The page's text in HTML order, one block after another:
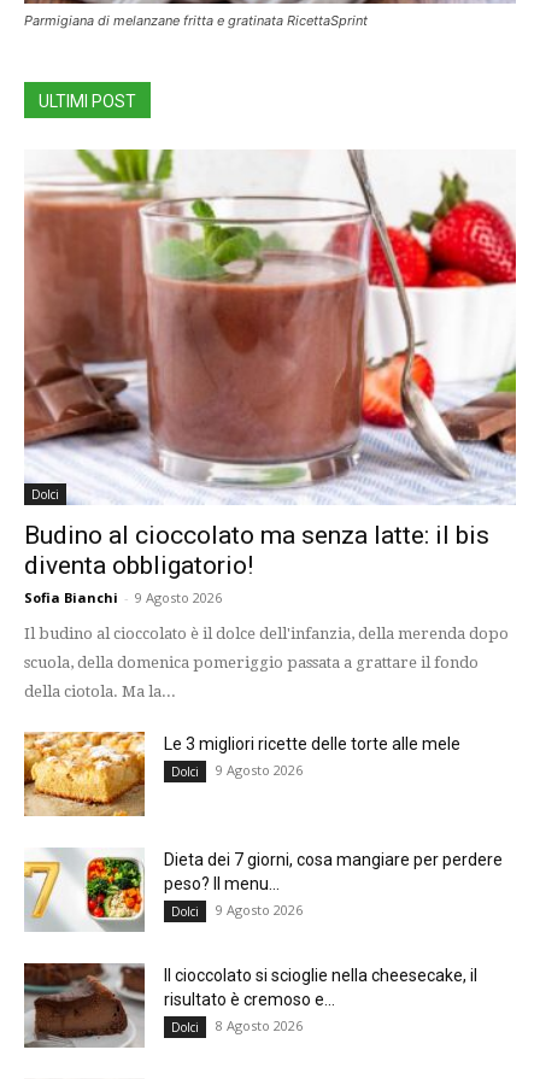
Parmigiana di melanzane fritta e gratinata RicettaSprint
ULTIMI POST
Dolci
Budino al cioccolato ma senza latte: il bis
diventa obbligatorio!
Sofia Bianchi - 9 Agosto 2026
Il budino al cioccolato è il dolce dell'infanzia, della merenda dopo
scuola, della domenica pomeriggio passata a grattare il fondo
della ciotola. Ma la...
Le 3 migliori ricette delle torte alle mele
Dolci 9 Agosto 2026
Dieta dei 7 giorni, cosa mangiare per perdere
peso? Il menu...
Dolci 9 Agosto 2026
Il cioccolato si scioglie nella cheesecake, il
risultato è cremoso e...
Dolci 8 Agosto 2026